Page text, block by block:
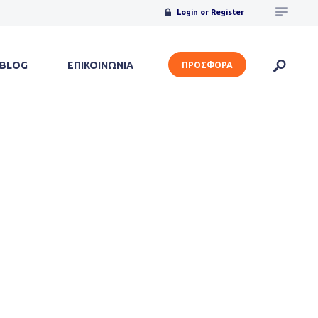
Login or Register
BLOG ΕΠΙΚΟΙΝΩΝΙΑ ΠΡΟΣΦΟΡΑ